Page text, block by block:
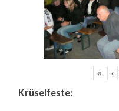
« ‹
Krüselfeste: